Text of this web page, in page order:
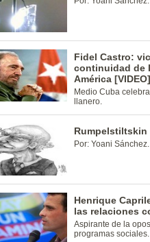
Fidel Castro:
continuidad de
América [VIDEO]
Medio Cuba
llanero.
Rumpelstiltskin
Por: Yoani Sánchez.
Henrique
las relaciones
Aspirante de la
programas sociales.